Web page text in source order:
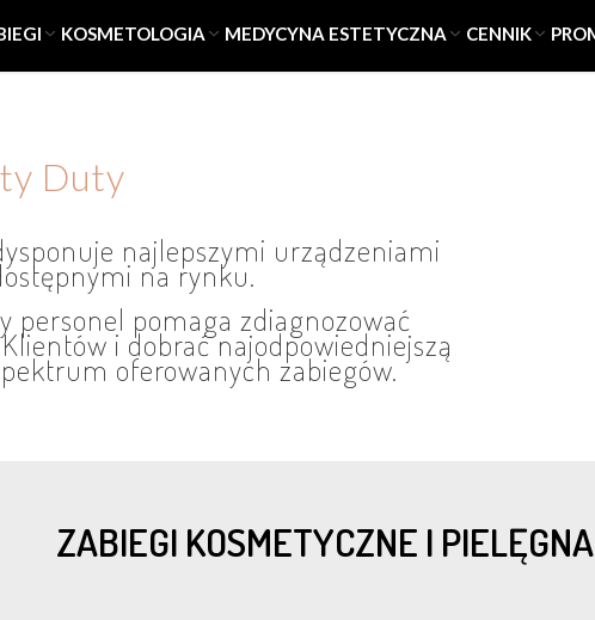
KOSMETOLOGIA MEDYCYNA ESTETYCZNA CENNIK
ZABIEGI KOSMETYCZNE I